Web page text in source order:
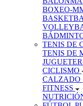
BOXEO-
TENIS DE
TENIS DE
CICLISMO
CALZADO
FITNESS